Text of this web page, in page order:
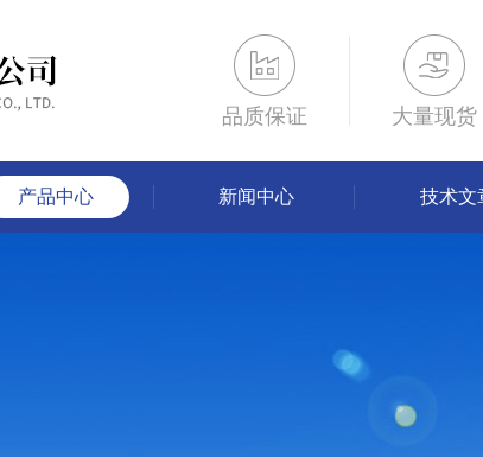
品质保证 大量现货
产品中心 新闻中心 技术文